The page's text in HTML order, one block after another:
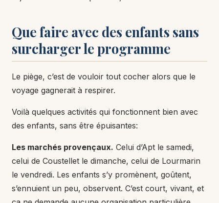
Que faire avec des enfants sans
surcharger le programme
Le piège, c’est de vouloir tout cocher alors que le
voyage gagnerait à respirer.
Voilà quelques activités qui fonctionnent bien avec
des enfants, sans être épuisantes:
Les marchés provençaux. Celui d’Apt le samedi,
celui de Coustellet le dimanche, celui de Lourmarin
le vendredi. Les enfants s’y promènent, goûtent,
s’ennuient un peu, observent. C’est court, vivant, et